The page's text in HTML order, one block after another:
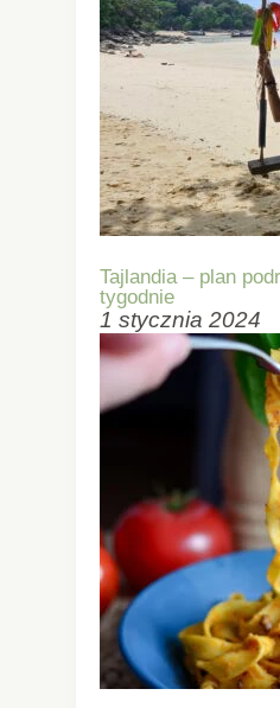
Tajlandia – plan
tygodnie
1 stycznia 2024